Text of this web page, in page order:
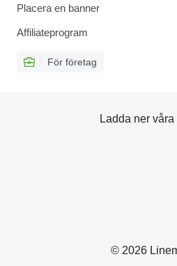
Placera en banner
Affiliateprogram
För företag
© 2026
Ladda ner